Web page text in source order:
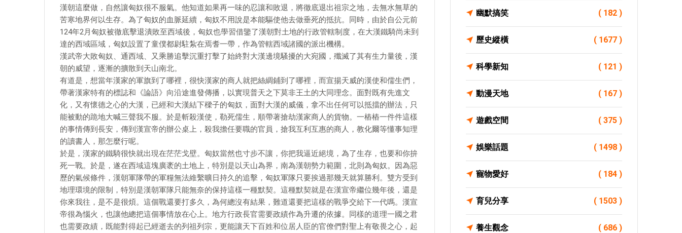
漢朝這麼做，自然讓匈奴很不服氣。他知道如果再一味的忍讓和敗退，將徹底退出祖宗之地，去無水無草的
苦寒地界何以生存。為了匈奴的血脈延續，匈奴不用說是本能驅使他去做垂死的抵抗。同時，由於自公元前
124年2月匈奴被徹底擊退潰敗至西域後，匈奴也學習借鑒了漢朝對土地的行政管轄制度，在大漢鐵騎尚未到
達的西域區域，匈奴設置了童僕都尉駐紮在焉耆一帶，作為管轄西域諸國的派出機構。
漢武帝大敗匈奴、通西域、又乘勝追擊沉重打擊了始終對大漢邊境騷擾的大宛國，殲滅了其有生力量後，漢
朝的威望，逐漸的擴散到天山南北。
有道是，想當年漢家的軍旗到了哪裡，很快漢家的商人就把絲綢鋪到了哪裡，而宣揚天威的漢使和儒生們，
帶著漢家特有的標誌和《論語》向沿途進發傳播，以實現普天之下莫非王土的大同理念。面對既有先進文
化，又有懷德之心的大漢，已經和大漢結下樑子的匈奴，面對大漢的威儀，拿不出任何可以抵擋的辦法，只
能被動的跪地大喊三聲我不服。於是斬殺漢使，勒死儒生，順帶著搶劫漢家商人的貨物。一樁樁一件件這樣
的事情傳到長安，傳到漢宣帝的辦公桌上，殺我擔任要職的官員，搶我互利互惠的商人，教化爾等懂事知理
的讀書人，那怎麼行呢。
於是，漢家的鐵騎很快就出現在茫茫戈壁。匈奴當然也寸步不讓，你把我逼近絕境，為了生存，也要和你拚
死一戰。於是，遂在西域這塊廣袤的土地上，特別是以天山為界，南為漢朝勢力範圍，北則為匈奴。因為惡
歷的氣候條件，漢朝軍隊帶的軍糧無法維繫曠日持久的追擊，匈奴軍隊只要挨過那幾天就算勝利。雙方受到
地理環境的限制，特別是漢朝軍隊只能無奈的保持這樣一種默契。這種默契就是在漢宣帝繼位幾年後，還是
你來我往，是不是很煩。這個戰還要打多久，為何總沒有結果，難道還要把這樣的戰爭交給下一代嗎。漢宣
帝很為惱火，也讓他總把這個事情放在心上。地方行政長官需要政績作為升遷的依據。同樣的道理一國之君
也需要政績，既能對得起已經逝去的列祖列宗，更能讓天下百姓和位居人臣的官僚們對聖上有敬畏之心，起
幽默搞笑 ( 182 )
歷史縱橫 ( 1677 )
科學新知 ( 121 )
動漫天地 ( 167 )
遊戲空間 ( 375 )
娛樂話題 ( 1498 )
寵物愛好 ( 184 )
育兒分享 ( 1503 )
養生觀念 ( 686 )